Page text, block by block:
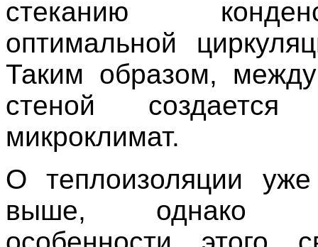
стеканию
оптимальной
Таким образом,
стеной создается
микроклимат.
О теплоизоляции уже
выше, однако